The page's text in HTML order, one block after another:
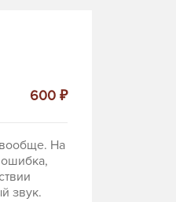
600 ₽
На
звук.